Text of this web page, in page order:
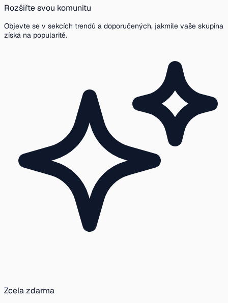
Rozšiřte svou komunitu
Objevte se v sekcích trendů a doporučených, jakmile vaše skupina
získá na popularitě.
Zcela zdarma